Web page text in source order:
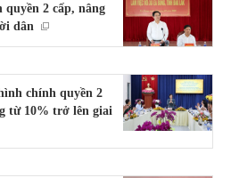
2 cấp, nâng
dân
chính quyền 2
từ 10% trở lên giai